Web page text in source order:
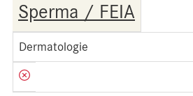
Sperma / FEIA
Dermatologie